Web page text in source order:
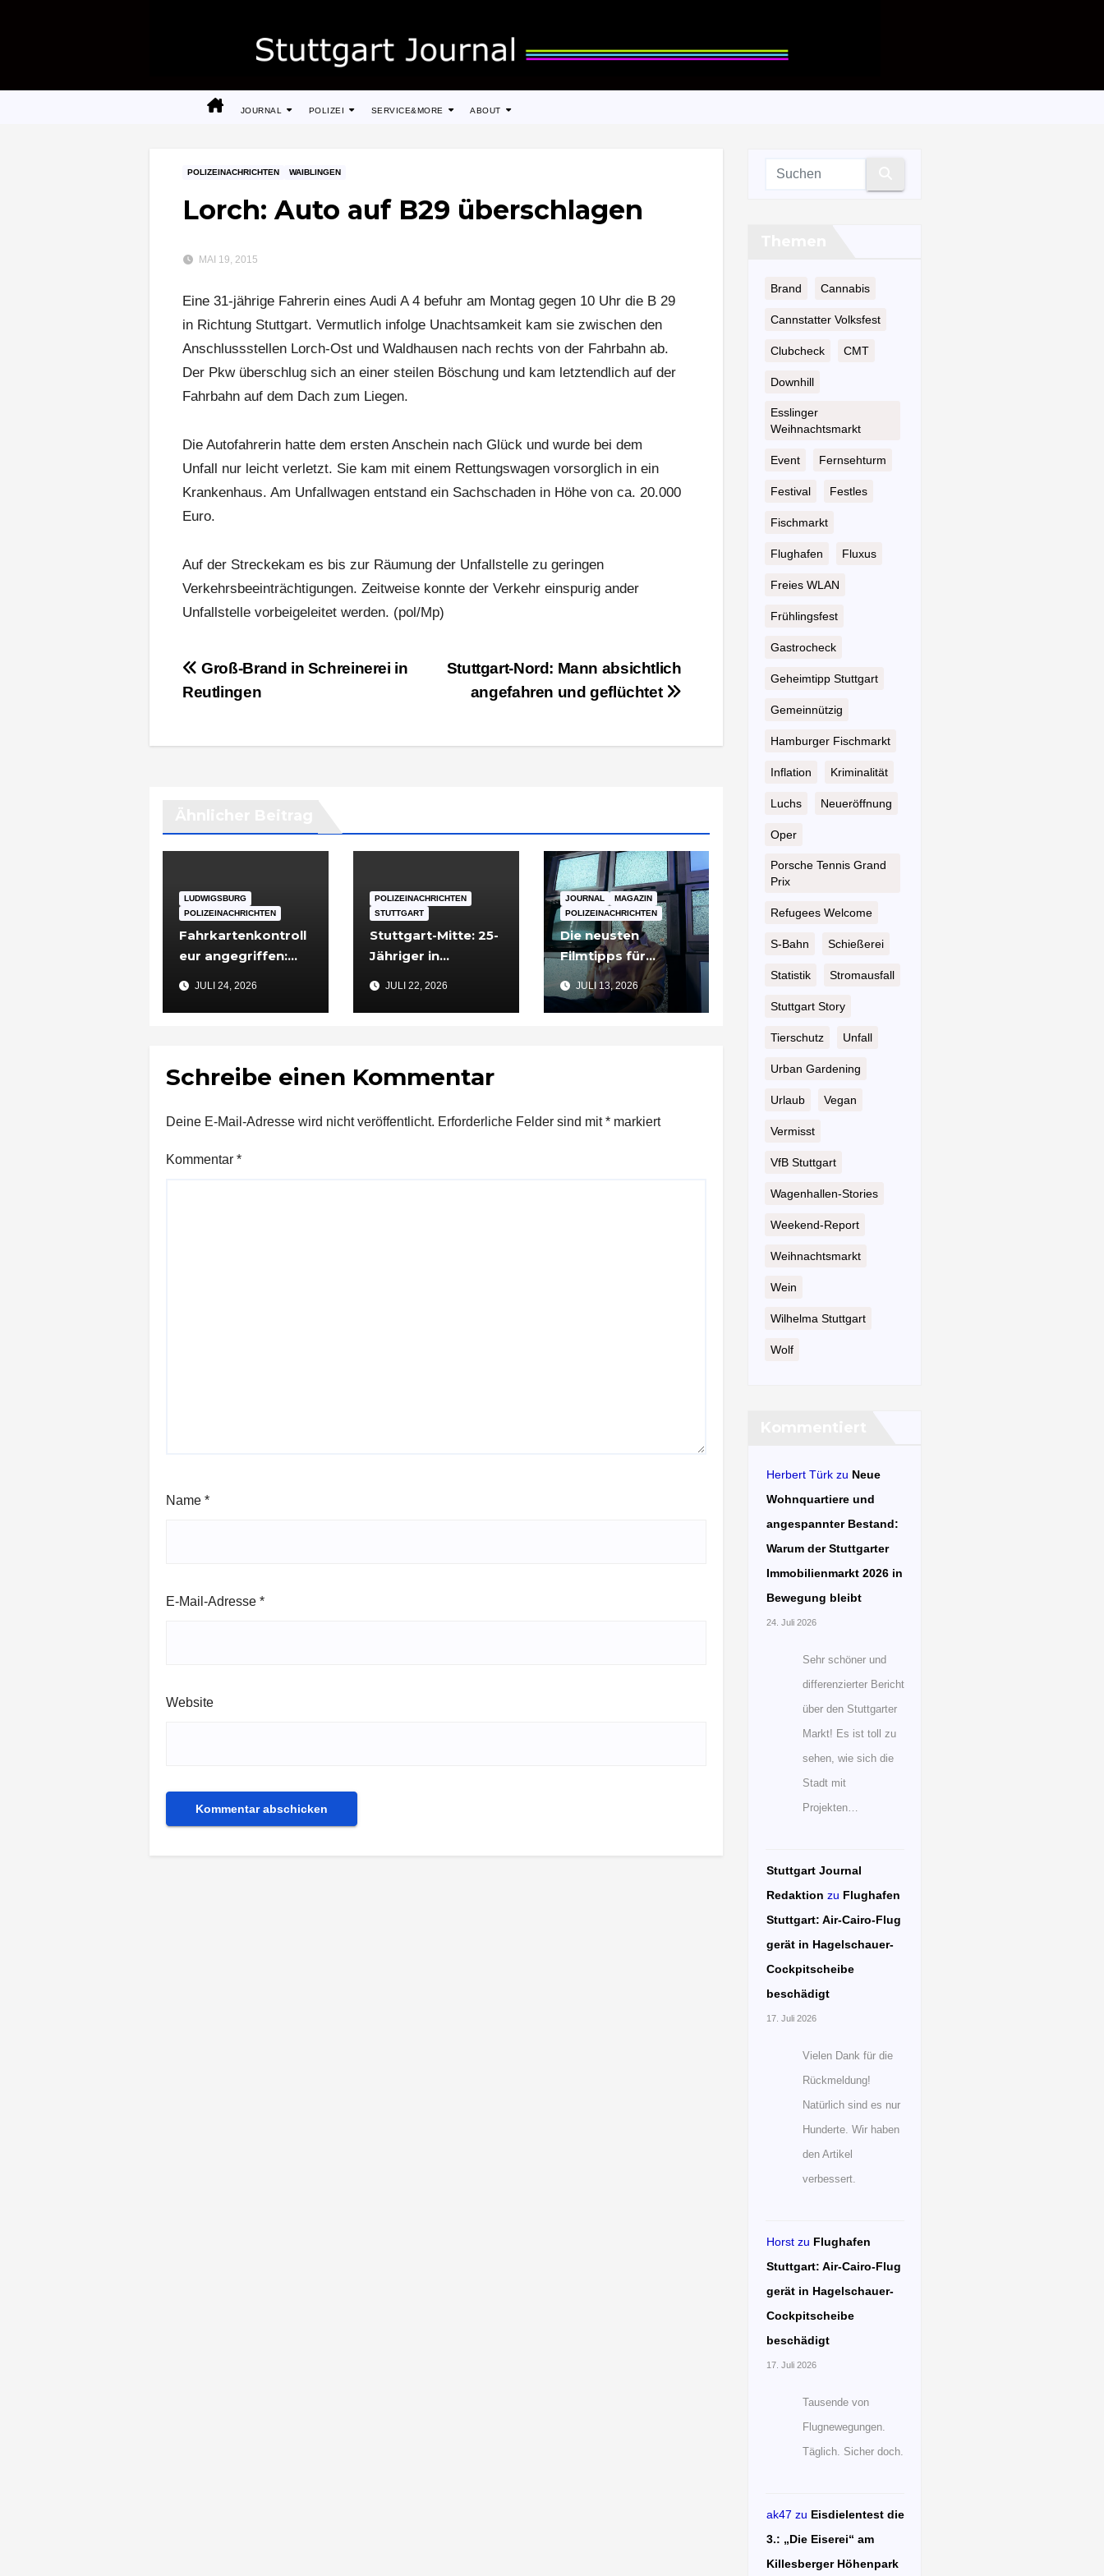
JOURNAL POLIZEI SERVICE&MORE ABOUT
POLIZEINACHRICHTEN WAIBLINGEN
Lorch: Auto auf B29 überschlagen
MAI 19, 2015
Eine 31-jährige Fahrerin eines Audi A 4 befuhr am Montag gegen 10 Uhr die B 29
in Richtung Stuttgart. Vermutlich infolge Unachtsamkeit kam sie zwischen den
Anschlussstellen Lorch-Ost und Waldhausen nach rechts von der Fahrbahn ab.
Der Pkw überschlug sich an einer steilen Böschung und kam letztendlich auf der
Fahrbahn auf dem Dach zum Liegen.
Die Autofahrerin hatte dem ersten Anschein nach Glück und wurde bei dem
Unfall nur leicht verletzt. Sie kam mit einem Rettungswagen vorsorglich in ein
Krankenhaus. Am Unfallwagen entstand ein Sachschaden in Höhe von ca. 20.000
Euro.
Auf der Streckekam es bis zur Räumung der Unfallstelle zu geringen
Verkehrsbeeinträchtigungen. Zeitweise konnte der Verkehr einspurig ander
Unfallstelle vorbeigeleitet werden. (pol/Mp)
Beitragsnavigation
Stuttgart-Nord: Mann absichtlich
angefahren und geflüchtet
Groß-Brand in Schreinerei in
Reutlingen
LUDWIGSBURG
POLIZEINACHRICHTEN
Fahrkartenkontroll
eur angegriffen:
Ludwigsburg in
JULI 24, 2026
POLIZEINACHRICHTEN
STUTTGART
Stuttgart-Mitte: 25-
Jähriger in
verletzt
JULI 22, 2026
JOURNAL
MAGAZIN
POLIZEINACHRICHTEN
Die neusten
Filmtipps für
Sommerabende
JULI 13, 2026
Schreibe einen Kommentar
Deine E-Mail-Adresse wird nicht veröffentlicht. Erforderliche Felder sind mit* markiert
Kommentar *
Name *
E-Mail-Adresse *
Website
Brand Cannabis
Cannstatter Volksfest
Clubcheck CMT
Downhill
Esslinger
Weihnachtsmarkt
Event Fernsehturm
Festival Festles
Fischmarkt
Flughafen Fluxus
Freies WLAN
Frühlingsfest
Gastrocheck
Geheimtipp Stuttgart
Gemeinnützig
Hamburger Fischmarkt
Inflation Kriminalität
Luchs Neueröffnung
Oper
Porsche Tennis Grand
Prix
Refugees Welcome
S-Bahn Schießerei
Statistik Stromausfall
Stuttgart Story
Tierschutz Unfall
Urban Gardening
Urlaub Vegan
Vermisst
VfB Stuttgart
Wagenhallen-Stories
Weekend-Report
Weihnachtsmarkt
Wein
Wilhelma Stuttgart
Wolf
Herbert Türkzu Neue
Wohnquartiere und
angespannter Bestand:
Warum der Stuttgarter
Immobilienmarkt 2026 in
Bewegung bleibt
24. Juli 2026
Sehr schöner und
differenzierter Bericht
über den Stuttgarter
Markt! Es ist toll zu
sehen, wie sich die
Stadt mit
Projekten…
Stuttgart Journal
Redaktion zu Flughafen
Stuttgart: Air-Cairo-Flug
gerät in Hagelschauer-
Cockpitscheibe
beschädigt
17. Juli 2026
Vielen Dank für die
Rückmeldung!
Natürlich sind es nur
Hunderte. Wir haben
den Artikel
verbessert.
Horstzu Flughafen
Stuttgart: Air-Cairo-Flug
gerät in Hagelschauer-
Cockpitscheibe
beschädigt
17. Juli 2026
Tausende von
Flugnewegungen.
Täglich. Sicher doch.
ak47 zu Eisdielentest die
3.: „Die Eiserei“ am
Killesberger Höhenpark